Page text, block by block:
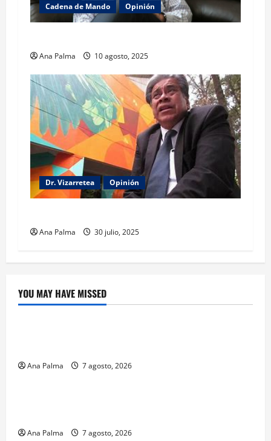
Cadena de Mando Opinión
Ana Palma 10 agosto, 2025
Dr. Vizarretea Opinión
Ana Palma 30 julio, 2025
YOU MAY HAVE MISSED
Crítica de Cine
Ana Palma 7 agosto, 2026
Educación
Ana Palma 7 agosto, 2026